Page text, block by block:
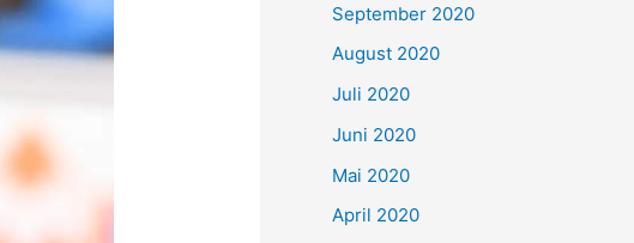
September 2020
August 2020
Juli 2020
Juni 2020
Mai 2020
April 2020